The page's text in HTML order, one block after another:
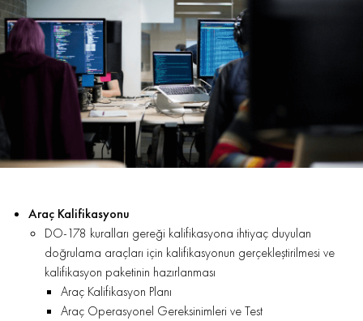
Araç Kalifikasyonu
DO-178 kuralları gereği kalifikasyona ihtiyaç duyulan
doğrulama araçları için kalifikasyonun gerçekleştirilmesi ve
kalifikasyon paketinin hazırlanması
Araç Kalifikasyon Planı
Araç Operasyonel Gereksinimleri ve Test